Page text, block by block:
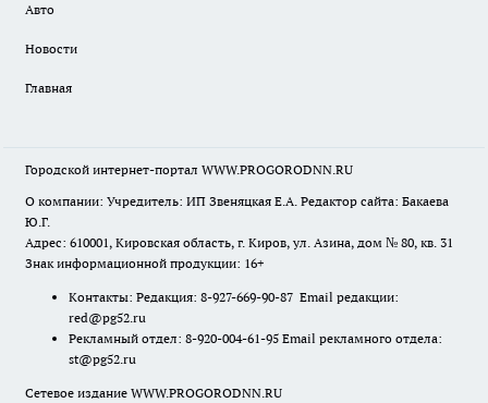
Авто
Новости
Главная
Городской интернет-портал WWW.PROGORODNN.RU
О компании: Учредитель: ИП Звеняцкая Е.А. Редактор сайта: Бакаева
Ю.Г.
Адрес: 610001, Кировская область, г. Киров, ул. Азина, дом № 80, кв. 31
Знак информационной продукции: 16+
Контакты: Редакция: 8-927-669-90-87 Email редакции:
red@pg52.ru
Рекламный отдел: 8-920-004-61-95 Email рекламного отдела:
st@pg52.ru
Сетевое издание WWW.PROGORODNN.RU